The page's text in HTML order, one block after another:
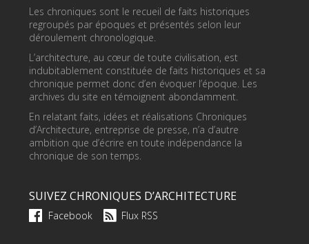
Les chroniques sont le recueil de faits historiques
regroupés par époques et présentés selon leur
déroulement chronologique.
L’architecture, au cœur de toute civilisation, est
indubitablement constituée de faits historiques et sa
chronique permet donc d’en évoquer l’époque. Les
archives du site en témoignent abondamment.
En relatant faits, idées et réalisations Chroniques
d’Architecture, entreprise de presse, n’a d’autre
ambition que d’écrire en toute indépendance la
chronique de son temps.
SUIVEZ CHRONIQUES D’ARCHITECTURE
Facebook Flux RSS